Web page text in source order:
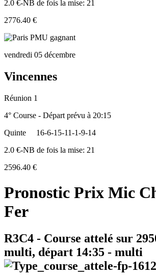
2.0 €-NB de fois la mise: 21
2776.40 €
vendredi 05 décembre
Vincennes
Réunion 1
4° Course - Départ prévu à 20:15
Quinte
16-6-15-11-1-9-14
2.0 €-NB de fois la mise: 21
2596.40 €
Pronostic Prix Mic
Fer
R3C4 - Course attelé sur
multi, départ 14:35 - multi